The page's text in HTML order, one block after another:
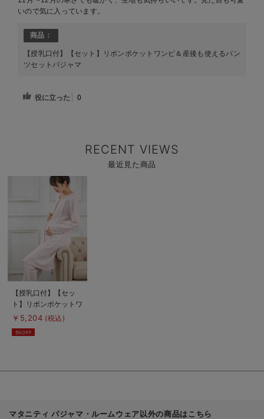
いので気に入っています。
商品：
【授乳口付】【セット】リボンポケットワンピ＆産後も使えるパン
ツセットパジャマ
役に立った 0
RECENT VIEWS
最近見た商品
商
商
品
詳
を
見
る
【授乳口付】【セッ
ト】リボンポケットワ
ンピ＆産後も使えるパ
￥5,204 (税込)
5%OFF
マタニティ パジャマ・ルームウェア以外の商品はこちら